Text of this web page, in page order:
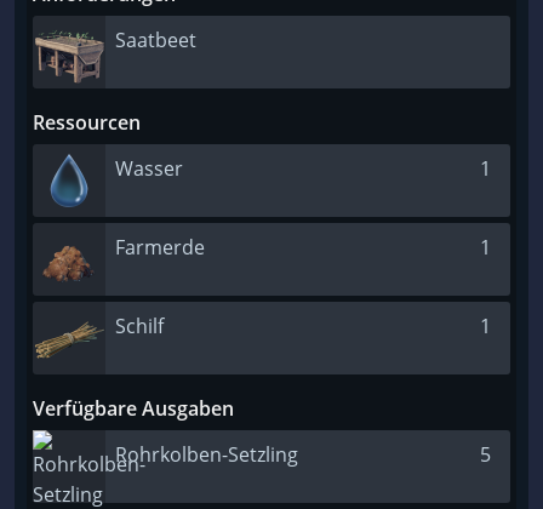
Saatbeet
Ressourcen
Wasser
1
Farmerde 1
Schilf 1
Verfügbare Ausgaben
Rohrkolben-Setzling
5